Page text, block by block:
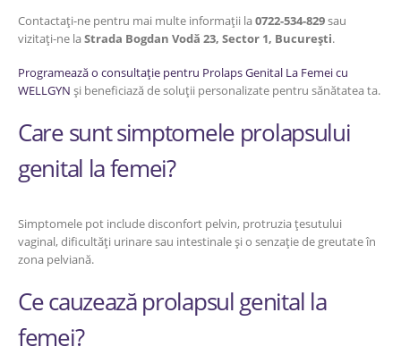
Contactați-ne pentru mai multe informații la0722-534-829sau
vizitați-ne laStrada Bogdan Vodă 23, Sector 1, București.
Programează o consultație pentru Prolaps Genital La Femei cu
WELLGYN și beneficiază de soluții personalizate pentru sănătatea ta.
Care sunt simptomele prolapsului
genital la femei?
Simptomele pot include disconfort pelvin, protruzia țesutului
vaginal, dificultăți urinare sau intestinale și o senzație de greutate în
zona pelviană.
Ce cauzează prolapsul genital la
femei?